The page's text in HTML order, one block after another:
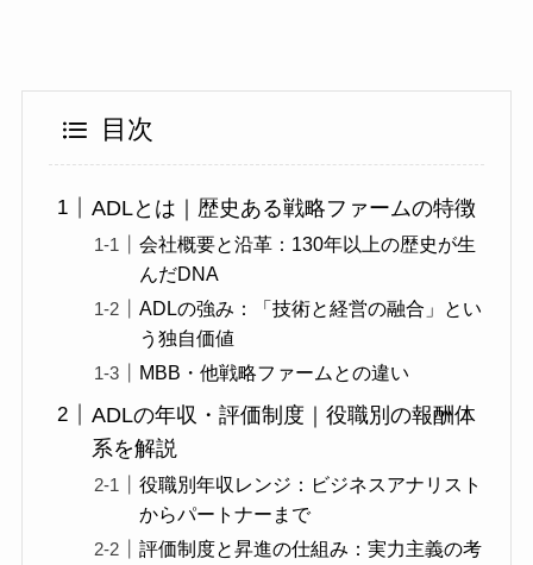
目次
ADLとは｜歴史ある戦略ファームの特徴
会社概要と沿革：130年以上の歴史が生
んだDNA
ADLの強み：「技術と経営の融合」とい
う独自価値
MBB・他戦略ファームとの違い
ADLの年収・評価制度｜役職別の報酬体
系を解説
役職別年収レンジ：ビジネスアナリスト
からパートナーまで
評価制度と昇進の仕組み：実力主義の考